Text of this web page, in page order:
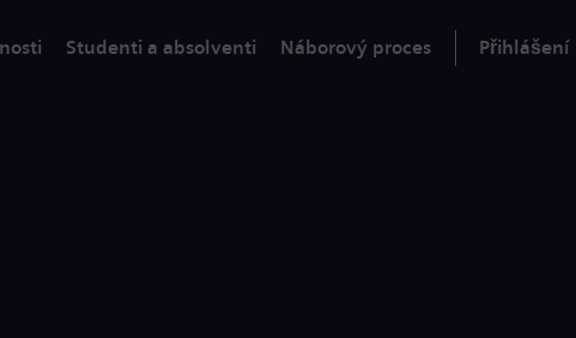
Studenti a absolventi Náborový proces Přihlášení